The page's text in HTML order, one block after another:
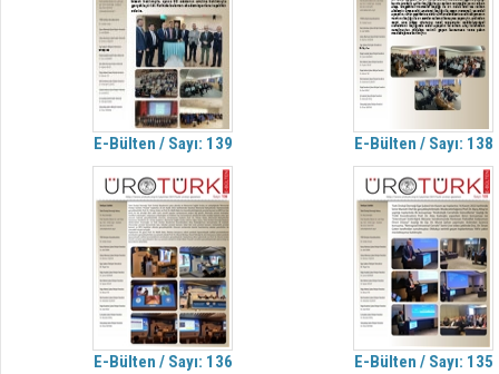
E-Bülten / Sayı: 139 E-Bülten / Sayı: 138
E-Bülten / Sayı: 136 E-Bülten / Sayı: 135